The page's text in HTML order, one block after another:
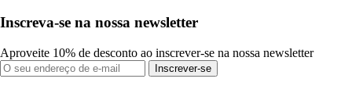
Inscreva-se na nossa newsletter
Aproveite 10% de desconto ao inscrever-se na nossa newsletter
Inscrever-se